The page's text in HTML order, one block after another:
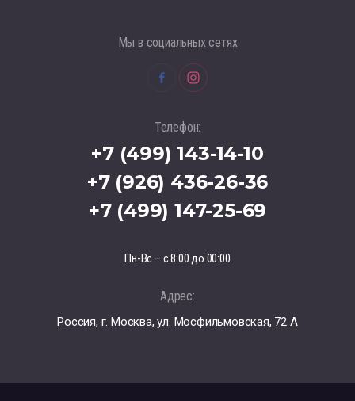
Телефон:
+7 (499) 143-14-10
+7 (926) 436-26-36
+7 (499) 147-25-69
Пн-Вс – с 8:00 до 00:00
Адрес:
Россия, г. Москва, ул. Мосфильмовская, 72 А
Мы в социальных сетях